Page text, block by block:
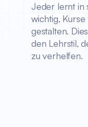
Jeder lernt in
wichtig,
gestalten.
den Lehrstil,
zu verhelfen.